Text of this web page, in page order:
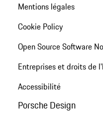
Mentions légales
Cookie Policy
Open Source Software
Entreprises et droits de
Accessibilité
Porsche Design